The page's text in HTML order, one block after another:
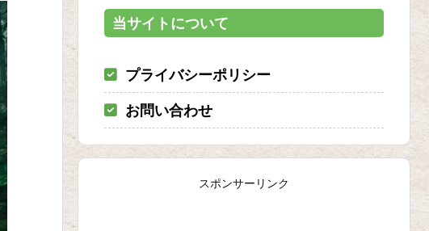
当サイトについて
プライバシーポリシー
お問い合わせ
スポンサーリンク